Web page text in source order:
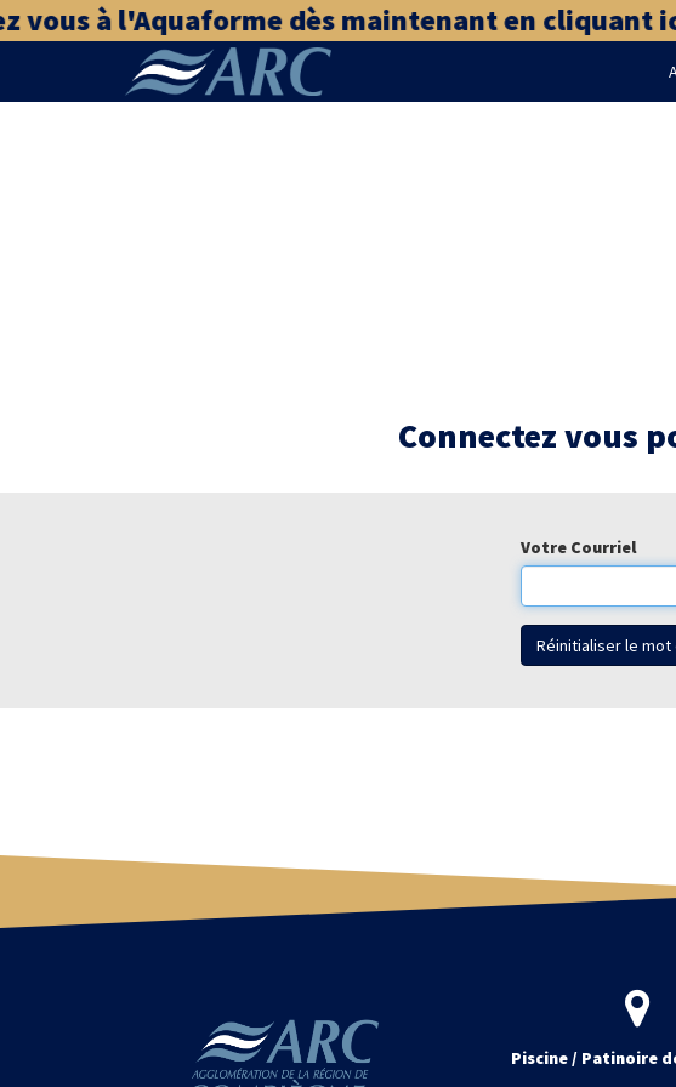
vous à l'Aquaforme dès maintenant en cliquant
Connectez vous
Votre Courriel
Réinitialiser le mot
Piscine / Patinoire